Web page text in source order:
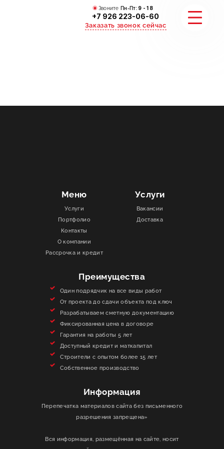
Звоните Пн-Пт: 9 - 18
+7 926 223-06-60
Заказать звонок сейчас
СТОИМОСТЬ
О КОМПАНИИ
КОНТАКТЫ
Меню
Услуги
Портфолио
Контакты
О компании
Рассрочка и кредит
Услуги
Вакансии
Доставка
Преимущества
Один подрядчик на все виды работ
От проекта до сдачи объекта под ключ
Разрабатываем сметную документацию
Фиксированная цена в договоре
Гарантия на работы 5 лет
Доступный кредит и маткапитал
Строители с опытом более 15 лет
Собственное производство
Информация
Перепечатка материалов сайта без письменного
разрешения запрещена»
Вся информация, размещённая на сайте, носит